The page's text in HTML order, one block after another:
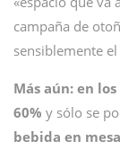
campaña de
sensiblemente
Más aún: en
60% y sólo se
bebida en